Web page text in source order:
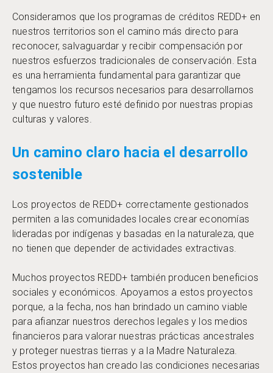
Consideramos que los programas de créditos REDD+ en
nuestros territorios son el camino más directo para
reconocer, salvaguardar y recibir compensación por
nuestros esfuerzos tradicionales de conservación. Esta
es una herramienta fundamental para garantizar que
tengamos los recursos necesarios para desarrollarnos
y que nuestro futuro esté definido por nuestras propias
culturas y valores.
Un camino claro hacia el desarrollo
sostenible
Los proyectos de REDD+ correctamente gestionados
permiten a las comunidades locales crear economías
lideradas por indígenas y basadas en la naturaleza, que
no tienen que depender de actividades extractivas.
Muchos proyectos REDD+ también producen beneficios
sociales y económicos. Apoyamos a estos proyectos
porque, a la fecha, nos han brindado un camino viable
para afianzar nuestros derechos legales y los medios
financieros para valorar nuestras prácticas ancestrales
y proteger nuestras tierras y a la Madre Naturaleza.
Estos proyectos han creado las condiciones necesarias